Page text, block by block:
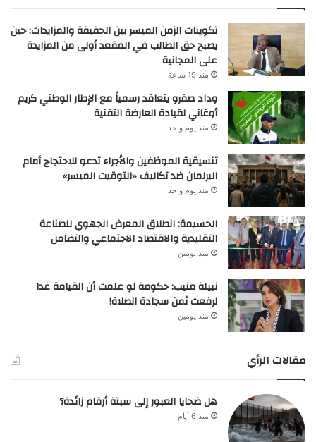
تكوينات الزمن الميسر بين الحقيقة والمزايدات: حين
يصبح حق الطالب في المقعد أولى من المزايدة
على المجانية
منذ 19 ساعة
وداد صفرو يتعاقد رسمياً مع الإطار الوطني كريم
أوغاني لقيادة العارضة التقنية
منذ يوم واحد
تنسيقية الموظفين والأجراء تدعو للاحتجاج أمام
البرلمان ضد تكاليف «التوقيت الميسر»
منذ يوم واحد
الحسيمة: انطلاق المعرض الجهوي للصناعة
التقليدية والاقتصاد الاجتماعي والتضامن
منذ يومين
نبيلة منيب: حكومة لو علمت أن القيامة غدا
لرفعت ثمن سجادة الصلاة!
منذ يومين
مقالات الرأي
هل ضحايا العبور إلى سبتة أرقام زائدة؟
منذ 6 أيام